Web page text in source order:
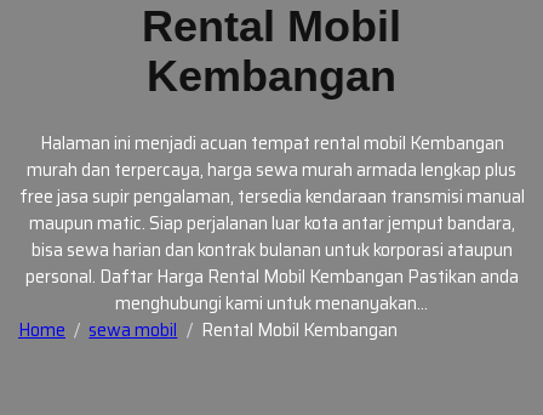
Rental Mobil
Kembangan
Halaman ini menjadi acuan tempat rental mobil Kembangan
murah dan terpercaya, harga sewa murah armada lengkap plus
free jasa supir pengalaman, tersedia kendaraan transmisi manual
maupun matic. Siap perjalanan luar kota antar jemput bandara,
bisa sewa harian dan kontrak bulanan untuk korporasi ataupun
personal. Daftar Harga Rental Mobil Kembangan Pastikan anda
menghubungi kami untuk menanyakan…
Home
sewa mobil Rental Mobil Kembangan